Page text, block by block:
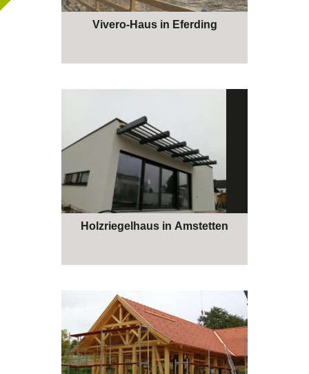
Vivero-Haus in Eferding
Holzriegelhaus in Amstetten